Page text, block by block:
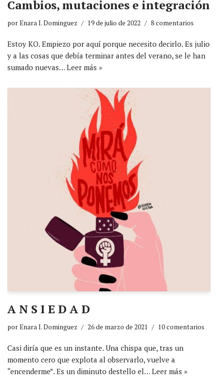
Cambios, mutaciones e integración
porEnara I. Dominguez 19 de julio de 2022 8 comentarios
Estoy KO. Empiezo por aquí porque necesito decirlo. Es julio
y a las cosas que debía terminar antes del verano, se le han
sumado nuevas…Leer más »
A N S I E D A D
porEnara I. Dominguez 26 de marzo de 2021 10 comentarios
Casi diría que es un instante. Una chispa que, tras un
momento cero que explota al observarlo, vuelve a
“encenderme”. Es un diminuto destello el…Leer más »